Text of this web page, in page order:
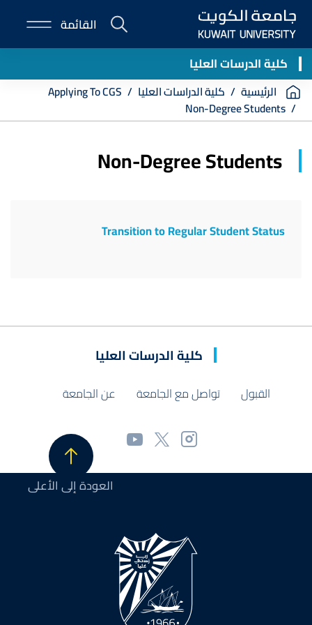
Skip
main
content
E-
Portal
القائمة
كلية الدرسات العليا
Breadcrumb
الرئيسية كلية الدراسات العليا
Applying To CGS
Non-Degree Students
Non-Degree Students
Transition to Regular Student Status
كلية الدرسات العليا
القبول تواصل مع الجامعة عن الجامعة
العودة إلى الأعلى